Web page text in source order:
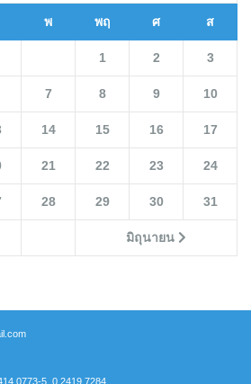
พ พฤ ศ ส
มิถุนายน
1 2 3
7 8 9 10
14 15 16 17
21 22 23 24
28 29 30 31
0773-5, 0 2419 7284